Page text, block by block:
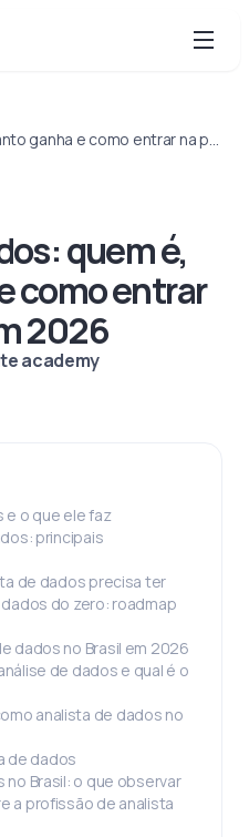
Analista de dados: quem é, quanto ganha e como entrar na profissão em 2026
quem é,
como entrar
2026
academy
e o que ele faz
principais
de dados precisa ter
do zero: roadmap
dados no Brasil em 2026
de dados e qual é o
analista de dados no
de dados
Brasil: o que observar
a profissão de analista